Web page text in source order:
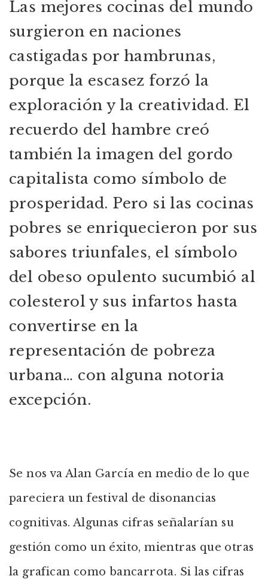
Las mejores cocinas del mundo
surgieron en naciones
castigadas por hambrunas,
porque la escasez forzó la
exploración y la creatividad. El
recuerdo del hambre creó
también la imagen del gordo
capitalista como símbolo de
prosperidad. Pero si las cocinas
pobres se enriquecieron por sus
sabores triunfales, el símbolo
del obeso opulento sucumbió al
colesterol y sus infartos hasta
convertirse en la
representación de pobreza
urbana… con alguna notoria
excepción.
Se nos va Alan García en medio de lo que
pareciera un festival de disonancias
cognitivas. Algunas cifras señalarían su
gestión como un éxito, mientras que otras
la grafican como bancarrota. Si las cifras